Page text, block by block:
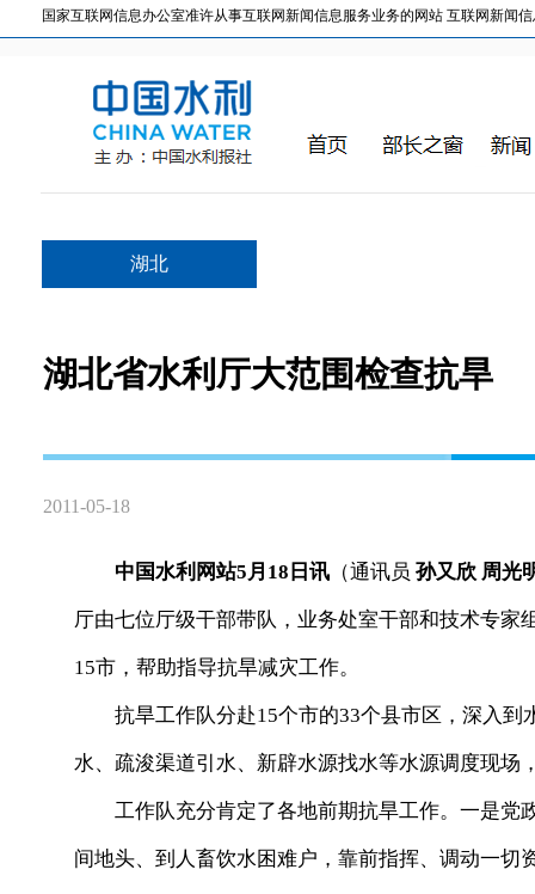
国家互联网信息办公室准许从事互联网新闻信息服务业务的网站 互联网新闻信
湖北
湖北省水利厅大范围检查抗旱
2011-05-18
中国水利网站5月18日讯 （通讯员 孙又欣 周光
厅由七位厅级干部带队，业务处室干部和技术专
15市，帮助指导抗旱减灾工作。
抗旱工作队分赴15个市的33个县市区，深入到
水、疏浚渠道引水、新辟水源找水等水源调度现场
工作队充分肯定了各地前期抗旱工作。一是党
间地头、到人畜饮水困难户，靠前指挥、调动一